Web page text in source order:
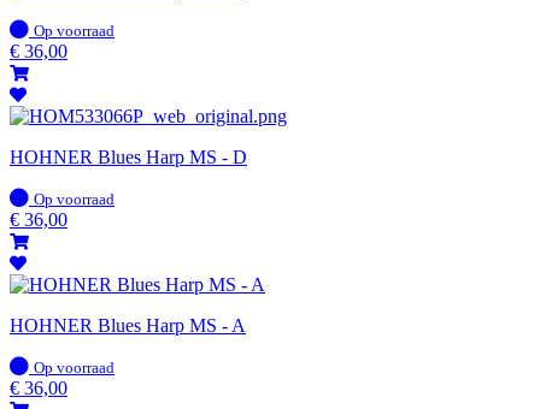
Op
voorraad
Op voorraad
€ 36,00
HOHNER Blues Harp MS - D
Op
voorraad
Op voorraad
€ 36,00
HOHNER Blues Harp MS - A
Op
voorraad
Op voorraad
€ 36,00